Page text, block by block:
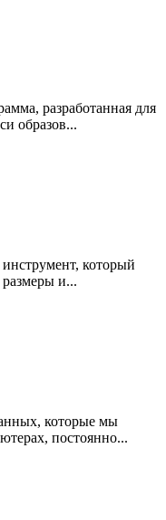
разработанная для
образов...
который
и...
которые мы
постоянно...